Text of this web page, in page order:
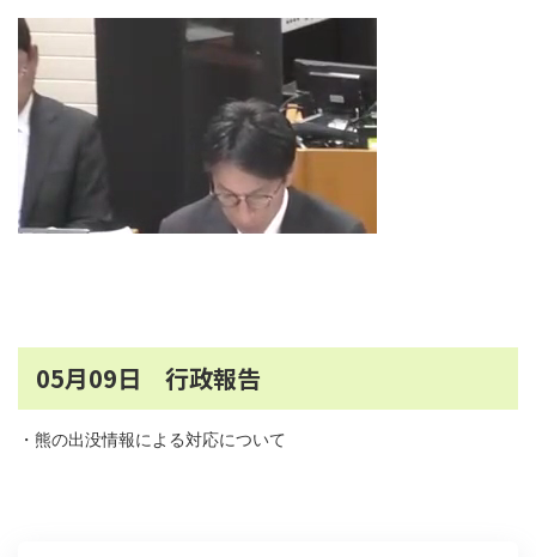
05月09日 行政報告
・熊の出没情報による対応について